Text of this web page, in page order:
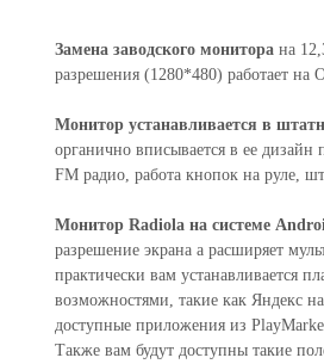
Замена заводского монитора на
разрешения (1280*480) работает на
Монитор устанавливается в
органично вписывается в ее
FM радио, работа кнопок на руле,
Монитор Radiola на системе
разрешение экрана а расширяет
практически вам устанавливается
возможностями, такие как Яндекс
доступные приложения из
Также вам будут доступны такие